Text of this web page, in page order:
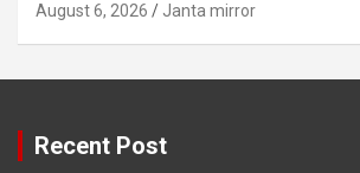
August 6, 2026 Janta mirror
Recent Post